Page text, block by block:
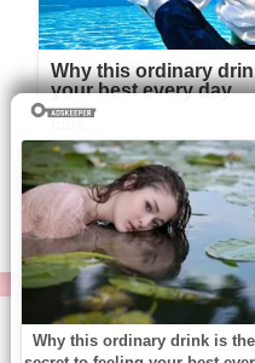
© https://vse-knigi.org